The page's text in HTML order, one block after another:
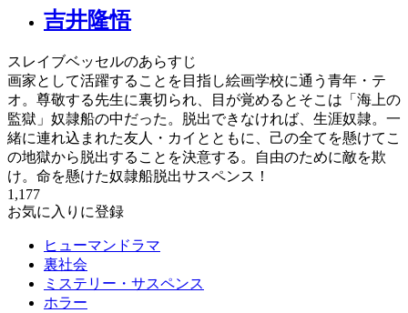
吉井隆悟
スレイブベッセルのあらすじ
画家として活躍することを目指し絵画学校に通う青年・テ
オ。尊敬する先生に裏切られ、目が覚めるとそこは「海上の
監獄」奴隷船の中だった。脱出できなければ、生涯奴隷。一
緒に連れ込まれた友人・カイとともに、己の全てを懸けてこ
の地獄から脱出することを決意する。自由のために敵を欺
け。命を懸けた奴隷船脱出サスペンス！
1,177
お気に入りに登録
ヒューマンドラマ
裏社会
ミステリー・サスペンス
ホラー